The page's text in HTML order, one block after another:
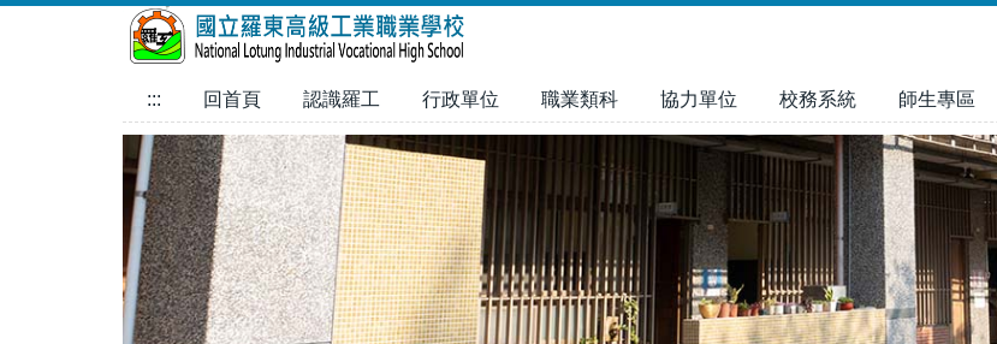
::: 回首頁 認識羅工 行政單位 職業類科 協力單位 校務系統 師生專區